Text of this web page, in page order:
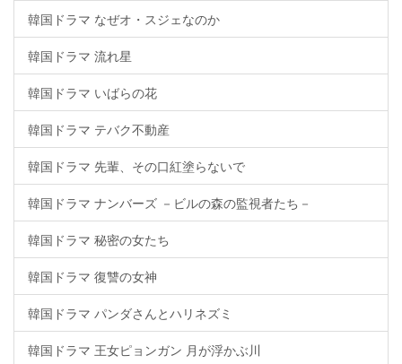
韓国ドラマ なぜオ・スジェなのか
韓国ドラマ 流れ星
韓国ドラマ いばらの花
韓国ドラマ テバク不動産
韓国ドラマ 先輩、その口紅塗らないで
韓国ドラマ ナンバーズ －ビルの森の監視者たち－
韓国ドラマ 秘密の女たち
韓国ドラマ 復讐の女神
韓国ドラマ パンダさんとハリネズミ
韓国ドラマ 王女ピョンガン 月が浮かぶ川